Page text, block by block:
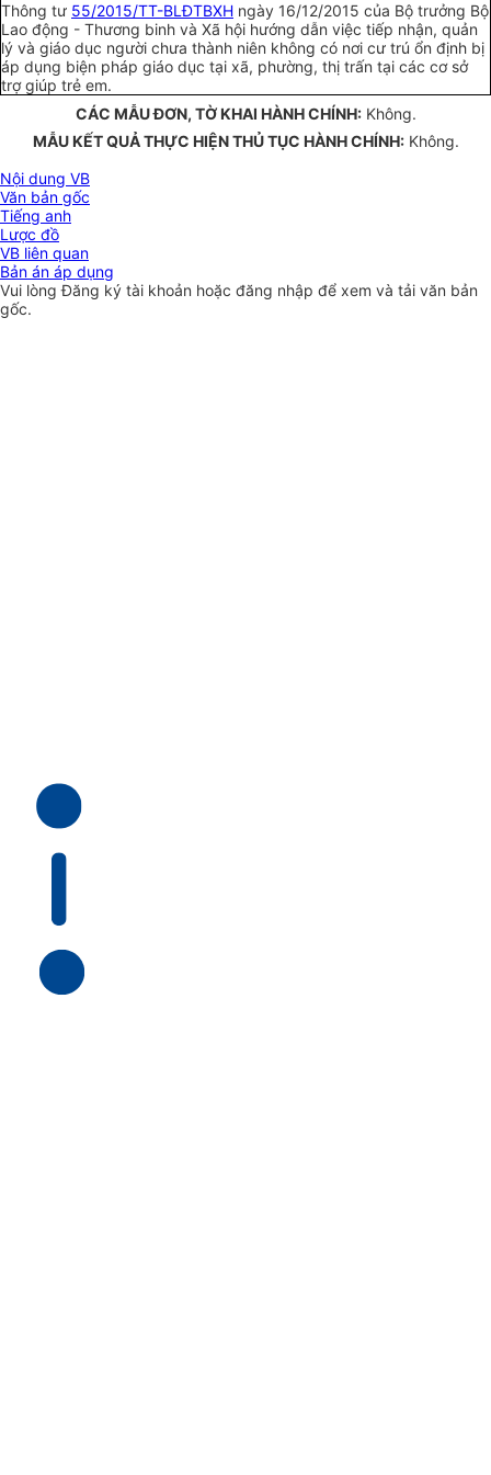
Thông tư 55/2015/TT-BLĐTBXH ngày 16/12/2015 của Bộ trưởng Bộ
Lao động - Thương binh và Xã hội hướng dẫn việc tiếp nhận, quản
lý và giáo dục người chưa thành niên không có nơi cư trú ổn định bị
áp dụng biện pháp giáo dục tại xã, phường, thị trấn tại các cơ sở
trợ giúp trẻ em.
CÁC MẪU ĐƠN, TỜ KHAI HÀNH CHÍNH:Không.
MẪU KẾT QUẢ THỰC HIỆN THỦ TỤC HÀNH CHÍNH:Không.
Nội dung VB
Văn bản gốc
Tiếng anh
Lược đồ
VB liên quan
Bản án áp dụng
Vui lòngĐăng ký tài khoản hoặc đăng nhập để xem và tải văn bản
gốc.